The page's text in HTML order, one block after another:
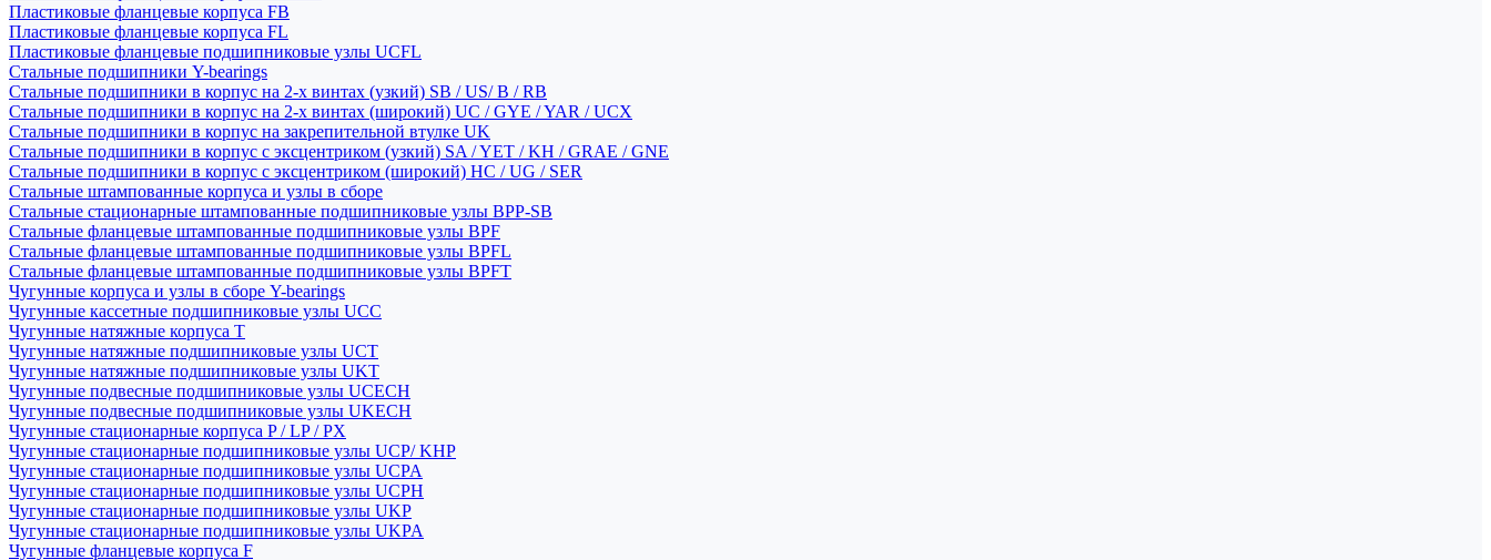
Пластиковые фланцевые корпуса FB
Пластиковые фланцевые корпуса FL
Пластиковые фланцевые подшипниковые узлы UCFL
Стальные подшипники Y-bearings
Стальные подшипники в корпус на 2-х винтах (узкий) SB / US/ B / RB
Стальные подшипники в корпус на 2-х винтах (широкий) UC / GYE / YAR / UCX
Стальные подшипники в корпус на закрепительной втулке UK
Стальные подшипники в корпус с эксцентриком (узкий) SA / YET / KH / GRAE / GNE
Стальные подшипники в корпус с эксцентриком (широкий) HC / UG / SER
Стальные штампованные корпуса и узлы в сборе
Стальные стационарные штампованные подшипниковые узлы BPP-SB
Стальные фланцевые штампованные подшипниковые узлы BPF
Стальные фланцевые штампованные подшипниковые узлы BPFL
Стальные фланцевые штампованные подшипниковые узлы BPFT
Чугунные корпуса и узлы в сборе Y-bearings
Чугунные кассетные подшипниковые узлы UCC
Чугунные натяжные корпуса T
Чугунные натяжные подшипниковые узлы UCT
Чугунные натяжные подшипниковые узлы UKT
Чугунные подвесные подшипниковые узлы UCECH
Чугунные подвесные подшипниковые узлы UKECH
Чугунные стационарные корпуса P / LP / PX
Чугунные стационарные подшипниковые узлы UCP/ KHP
Чугунные стационарные подшипниковые узлы UCPA
Чугунные стационарные подшипниковые узлы UCPH
Чугунные стационарные подшипниковые узлы UKP
Чугунные стационарные подшипниковые узлы UKPA
Чугунные фланцевые корпуса F